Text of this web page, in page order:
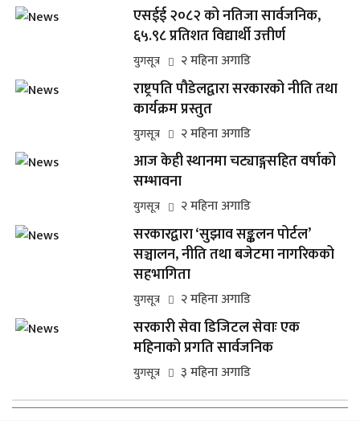
एसईई २०८२ को नतिजा सार्वजनिक,
६५.९८ प्रतिशत विद्यार्थी उत्तीर्ण
युगसूत्र २ महिना अगाडि
राष्ट्रपति पौडेलद्वारा सरकारको नीति तथा
कार्यक्रम प्रस्तुत
युगसूत्र २ महिना अगाडि
आज केही स्थानमा चट्याङ्गसहित वर्षाको
सम्भावना
युगसूत्र २ महिना अगाडि
सरकारद्वारा ‘सुझाव सङ्कलन पोर्टल’
सञ्चालन, नीति तथा बजेटमा नागरिकको
सहभागिता
युगसूत्र २ महिना अगाडि
सरकारी सेवा डिजिटल सेवाः एक
महिनाको प्रगति सार्वजनिक
युगसूत्र ३ महिना अगाडि